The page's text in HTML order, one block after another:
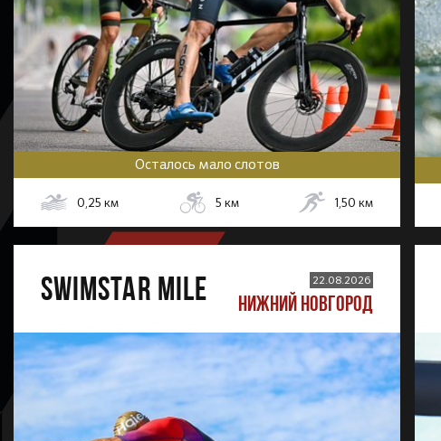
Осталось мало слотов
0,25 км 5 км 1,50км
SWIMSTAR MILE 22.08.2026
НИЖНИЙ НОВГОРОД